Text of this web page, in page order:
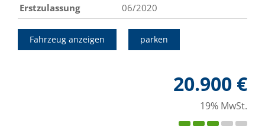
Erstzulassung
06/2020
Fahrzeug anzeigen parken
20.900 €
19% MwSt.